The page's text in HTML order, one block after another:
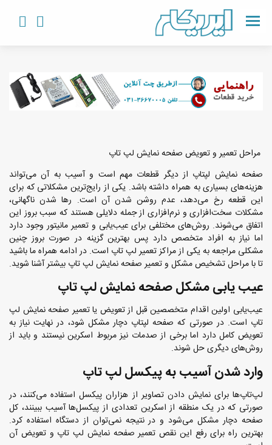
مراحل تعمیر و تعویض صفحه نمایش لپ تاپ
صفحه نمایش لپتاپ از دیگر قطعات مهم است و آسیب به آن می‌تواند
هزینه‌های بسیاری به همراه داشته باشد. یکی از رایج‌ترین مشکلاتی که برای
این قطعه رخ می‌دهد، عدم روشن شدن آن است. رها شدن ناگهانی،
مشکلات سخت‌افزاری و نرم‌افزاری از جمله دلایلی هستند که سبب بروز این
اتفاق می‌شوند. روش‌های مختلفی برای عیب‌یابی و تعمیر مانیتور وجود دارد
اما نیاز به افراد متخصص دارد پس بهترین گزینه در صورت بروز چنین
مشکلی مراجعه به یکی از مراکز تعمیر لپ تاپ است. در ادامه همراه ما باشید
تا با مراحل تشخیص مشکل و تعمیر صفحه نمایش لپ تاپ بیشتر آشنا شوید.
عیب یابی مشکل صفحه نمایش لپ تاپ
عیب‌یابی اولین اقدام متخصصین قبل از تعویض یا تعمیر صفحه نمایش لپ
تاپ است. در صورتی که صفحه لپتاپ دچار مشکل شود، در نهایت نیاز به
تعویض کامل دارد اما برخی از صدمات نیز مربوط اسکرین نیستند و باید از
روش‌های دیگری حل شوند.
وارد شدن آسیب به پیکسل لپ تاپ
لپ‌تاپ‌ها برای نمایش دادن تصاویر از هزاران پیکسل استفاده می‌کنند، در
صورتی که در یک منطقه از اسکرین تعدادی از پیکسل‌ها آسیب ببینند، کل
صفحه دچار مشکل می‌شود و در نتیجه نمی‌توان از دستگاه استفاده کرد.
بهترین راه برای رفع این نقص تعمیر صفحه نمایش لپ تاپ و تعویض آن